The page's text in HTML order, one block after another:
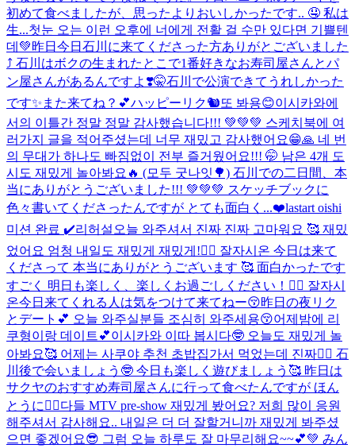
初めて食べましたが、思ったよりおいしかったです.. 🤤 私は
生...첫눈 오는 이런 오후에 너에게 전활 걸 수만 있다면 기쁠텐
데💚昨日今日石川に来てくださった方ありがとございました
⤴︎ 石川はボクの生まれたとこで1番好きなお寿司屋さんとパ
ン屋さんがあるんですよ❣️🤫石川で公演できてうれしかった
です✨また来てね？💕ハッピーリク🐿또 봐용😊이시카와에
서의 이틀간 정말 정말 감사했습니다!!! 💚💚💚 스케치북에 여
러가지 글을 적어주셨는데 너무 재밌고 감사했어요😁🙏 네 번
의 무대가 하나도 빠짐없이 전부 즐거웠어요!!! 🤭 남은 4개 도
시도 재밌게 놀아봐요🔥 (모두 굿나잇🌳) 石川での二日間、本
当にありがとうございました!!! 💚💚💚 スケッチブックに
色々書いてくださったんですが とても面白く...❤️lastart oishi
미션 완료 ✔️리허설 오늘 와주셔서 진짜 진짜 고마워요 🥰 재밌
었어요 엄청 내일도 재밌게 재밌게!👍🏻 잘자시온 今日は来て
くださって 本当にありがとうございます 🥰 面白かったです
すごく 明日も楽しく、楽しくお過ごしください！👍🏻 잘자시
온今日来てくれる人は気をつけて来てねー😚昨日の夜リク
とデート💕 오늘 와주실분들 조심히 와주세용😚어제밤에 리
쿠형이랑 데이트💕이시카와 이따 봅시다🤓 오늘도 재밌게 놀
아봐요🥰 어제는 사쿠야 추천 초밥집가서 먹었는데 진짜👍🏻 石
川後で会いましょう🤓 今日も楽しく遊びましょう🥰 昨日は
サクヤのおすすめ寿司屋さんに行って食べたんですが ほん
とうに👍🏻다들 MTV pre-show 재밌게 봤어요? 저희 많이 응원
해주셔서 감사해요.. 내일은 더 더 잘할거니까 재밌게 봐주셨
으면 좋겠어요😎 그럼 오늘 하루도 잘 마무리해요~~💕💚 みん